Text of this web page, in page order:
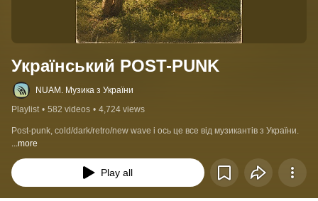
Український POST-PUNK
NUAM. Музика з України
Playlist • 582 videos • 4,724 views
Post-punk, cold/dark/retro/new wave і ось це все від музикантів з України.
...more
Play all